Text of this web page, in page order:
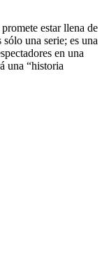
estar llena de
una serie; es una
en una
una “historia